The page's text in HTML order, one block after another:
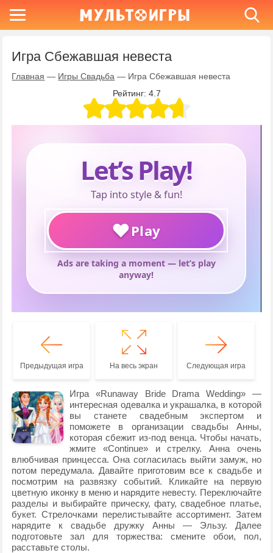
Игра Сбежавшая невеста
Главная — Игры Свадьба — Игра Сбежавшая невеста
Рейтинг: 4.7
Предыдущая игра На весь экран Следующая игра
Игра «Runaway Bride Drama Wedding» —
интересная одевалка и украшалка, в которой
вы станете свадебным экспертом и
поможете в организации свадьбы Анны,
которая сбежит из-под венца. Чтобы начать,
жмите «Continue» и стрелку. Анна очень
влюбчивая принцесса. Она согласилась выйти замуж, но
потом передумала. Давайте приготовим все к свадьбе и
посмотрим на развязку событий. Кликайте на первую
цветную иконку в меню и нарядите невесту. Переключайте
разделы и выбирайте прическу, фату, свадебное платье,
букет. Стрелочками перелистывайте ассортимент. Затем
нарядите к свадьбе дружку Анны — Эльзу. Далее
подготовьте зал для торжества: смените обои, пол,
расставьте столы.